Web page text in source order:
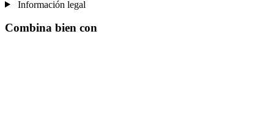
Información legal
Combina bien con